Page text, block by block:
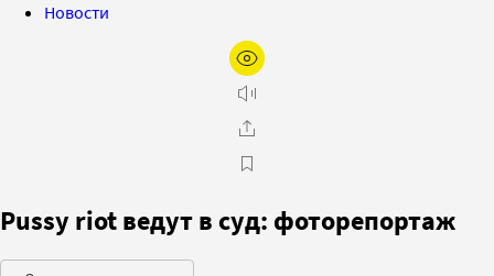
Новости
Pussy riot ведут в суд: фоторепортаж